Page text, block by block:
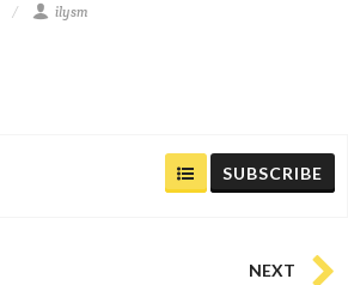
ilysm
SUBSCRIBE
NEXT